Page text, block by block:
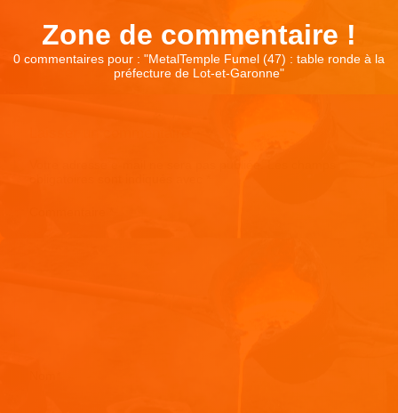
Zone de commentaire !
0 commentaires pour : "MetalTemple Fumel (47) : table ronde à la
préfecture de Lot-et-Garonne"